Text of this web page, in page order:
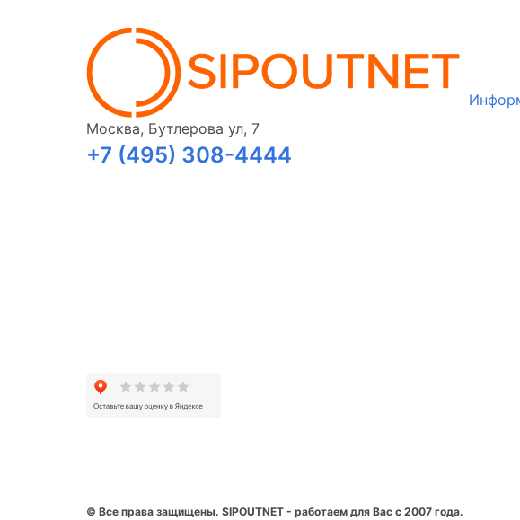
Москва, Бутлерова ул, 7
+7 (495) 308-4444
© Все права защищены. SIPOUTNET - работаем для Вас с 2007 года.